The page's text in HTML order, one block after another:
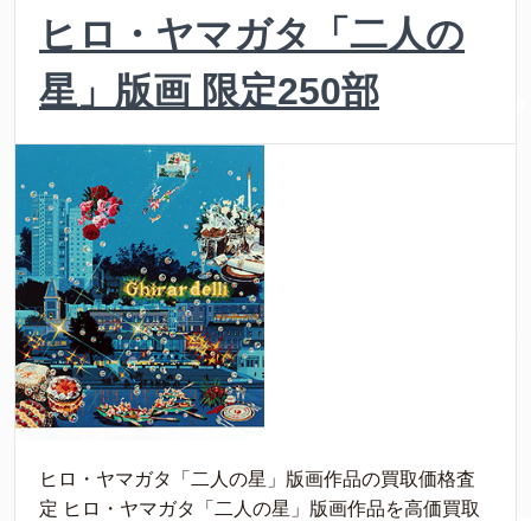
ヒロ・ヤマガタ「二人の
星」版画 限定250部
ヒロ・ヤマガタ「二人の星」版画作品の買取価格査
定 ヒロ・ヤマガタ「二人の星」版画作品を高価買取